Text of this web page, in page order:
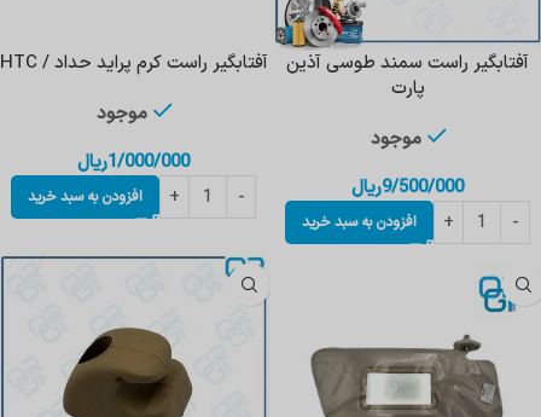
آفتابگیر راست سمند طوسی آذین
پارت
موجود
9/500/000ریال
افزودن به سبد خرید
آفتابگیر راست کرم پراید حداد / HTC
موجود
1/000/000ریال
افزودن به سبد خرید